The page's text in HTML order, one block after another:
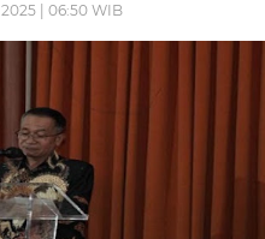
| 06:50 WIB